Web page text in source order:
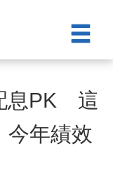
息PK 這
今年績效